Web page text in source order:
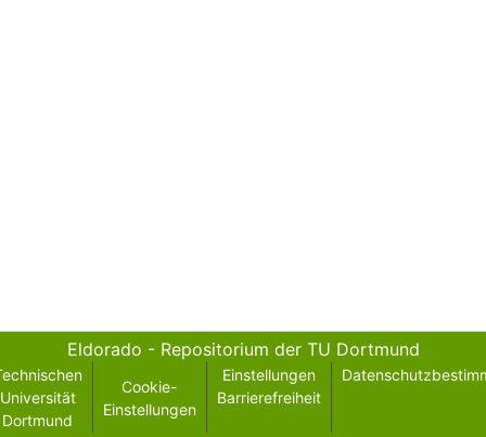
Eldorado - Repositorium der TU Dortmund
Universität
Dortmund
Cookie-
Einstellungen
Einstellungen
Barrierefreiheit